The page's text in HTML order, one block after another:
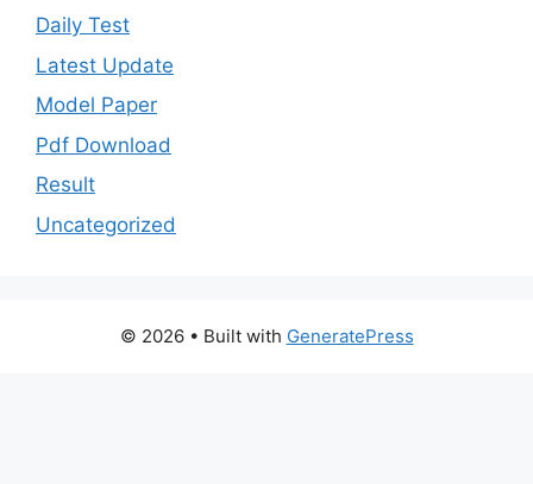
Daily Test
Latest Update
Model Paper
Pdf Download
Result
Uncategorized
© 2026 • Built with GeneratePress